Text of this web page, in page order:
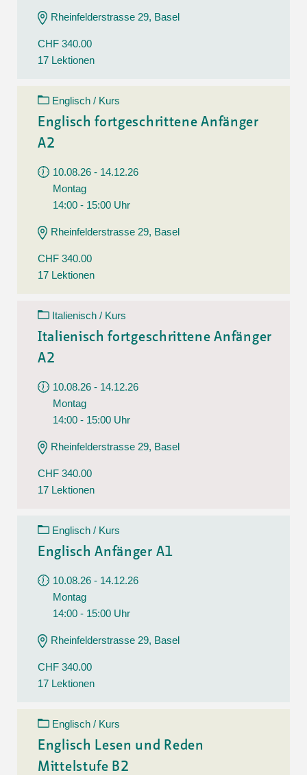
Rheinfelderstrasse 29, Basel
CHF 340.00
17 Lektionen
Englisch / Kurs
Englisch fortgeschrittene Anfänger
A2
10.08.26 - 14.12.26
Montag
14:00 - 15:00 Uhr
Rheinfelderstrasse 29, Basel
CHF 340.00
17 Lektionen
Italienisch / Kurs
Italienisch fortgeschrittene Anfänger
A2
10.08.26 - 14.12.26
Montag
14:00 - 15:00 Uhr
Rheinfelderstrasse 29, Basel
CHF 340.00
17 Lektionen
Englisch / Kurs
Englisch Anfänger A1
10.08.26 - 14.12.26
Montag
14:00 - 15:00 Uhr
Rheinfelderstrasse 29, Basel
CHF 340.00
17 Lektionen
Englisch / Kurs
Englisch Lesen und Reden
Mittelstufe B2